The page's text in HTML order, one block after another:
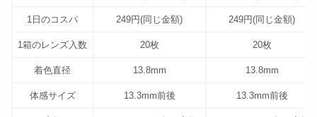
1日のコスパ 249円(同じ金額) 249円(同じ金額)
1箱のレンズ入数 20枚 20枚
着色直径 13.8mm 13.8mm
体感サイズ 13.3mm前後 13.3mm前後